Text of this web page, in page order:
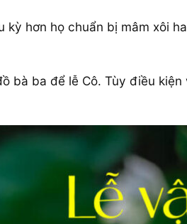
kỳ hơn họ chuẩn bị mâm xôi
bà ba để lễ Cô. Tùy điều